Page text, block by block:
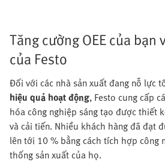
Tăng cường OEE của bạn
của Festo
Đối với các nhà sản xuất đang nỗ lực
hiệu quả hoạt động, Festo cung cấp
hóa công nghiệp sáng tạo được thiết
và cải tiến. Nhiều khách hàng đã đạt
lên tới 10 % bằng cách tích hợp công
thống sản xuất của họ.